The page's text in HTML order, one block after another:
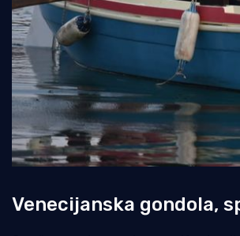
Venecijanska gondola,